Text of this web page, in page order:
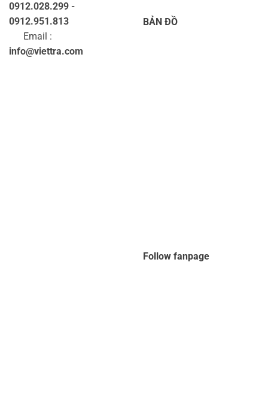
0912.028.299 -
0912.951.813
Email :
info@viettra.com
BẢN ĐỒ
Follow fanpage